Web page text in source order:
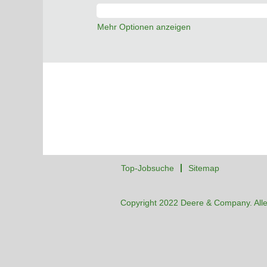
Mehr Optionen anzeigen
Top-Jobsuche Sitemap
Copyright 2022 Deere & Company.